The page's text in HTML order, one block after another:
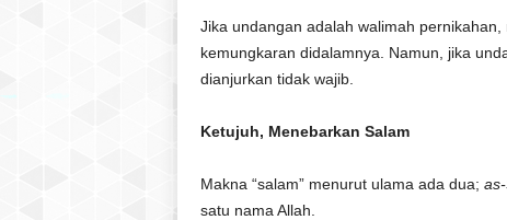
Jika undangan adalah walimah
kemungkaran didalamnya. Namun, jika
dianjurkan tidak wajib.
Ketujuh, Menebarkan Salam
Makna “salam” menurut ulama ada dua;
satu nama Allah.